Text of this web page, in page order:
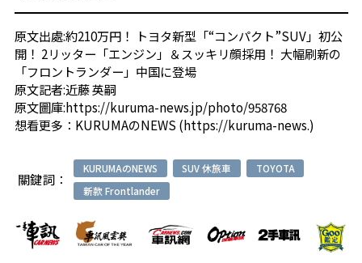
原文出處:約210万円！ トヨタ新型「“コンパクト”SUV」初公
開！ 2リッター「エンジン」＆スッキリ顔採用！ 大幅刷新の
「フロントランダー」中国に登場
原文記者:近藤 英嗣
原文圖庫:https://kuruma-news.jp/photo/958768
想看更多： KURUMAのNEWS (https://kuruma-news.)
關鍵詞：
KURUMAのNEWS SUV 休旅車
TOYOTA
新款 Frontlander